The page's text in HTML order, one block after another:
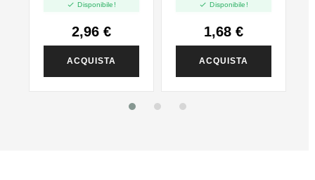
120ml
 Disponibile!
2,96 €
ACQUISTA
 Disponibile!
1,68 €
ACQUISTA